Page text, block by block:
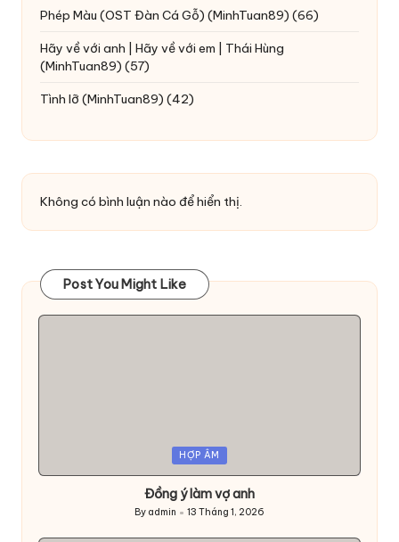
Phép Màu (OST Đàn Cá Gỗ) (MinhTuan89) (66)
Hãy về với anh | Hãy về với em | Thái Hùng
(MinhTuan89) (57)
Tình lỡ (MinhTuan89) (42)
Không có bình luận nào để hiển thị.
Post You Might Like
in
HỢP ÂM
Đồng ý làm vợ anh
Posted
by
By admin 13 Tháng 1, 2026